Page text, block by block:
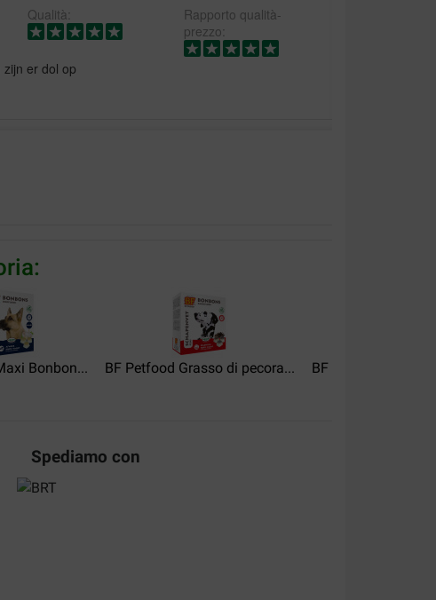
Qualità:
Rapporto qualità-
prezzo:
er dol op
hond, goed voor de vacht, ze wordt glanzend en
mijn dierenwinkel
Bonbon... BF Petfood Grasso di pecora... BF Petfood Maxi
Spediamo con